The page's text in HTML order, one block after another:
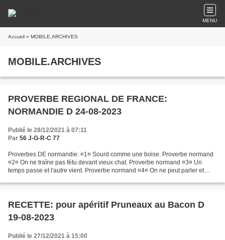
MENU
Accueil » MOBILE.ARCHIVES
MOBILE.ARCHIVES
PROVERBE REGIONAL DE FRANCE:
NORMANDIE D 24-08-2023
Publié le 28/12/2021 à 07:11
Par 56 J-G-R-C 77
Proverbes DE normandie: ¤1¤ Sourd comme une boise. Proverbe normand
¤2¤ On ne traîne pas fétu devant vieux chat. Proverbe normand ¤3¤ Un
temps passe et l'autre vient. Proverbe normand ¤4¤ On ne peut parler et
RECETTE: pour apéritif Pruneaux au Bacon D
19-08-2023
Publié le 27/12/2021 à 15:00